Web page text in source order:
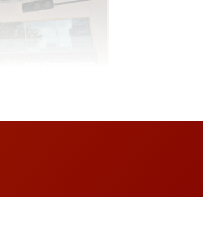
ぐ進みます。